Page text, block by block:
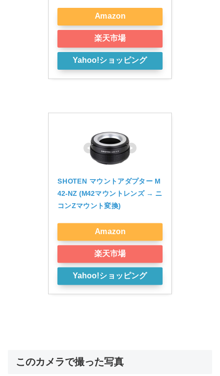
Amazon
楽天市場
Yahoo!ショッピング
SHOTEN マウントアダプター M
42-NZ (M42マウントレンズ → ニ
コンZマウント変換)
Amazon
楽天市場
Yahoo!ショッピング
このカメラで撮った写真